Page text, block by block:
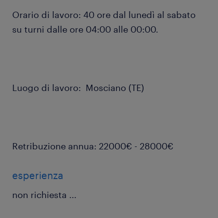
Orario di lavoro: 40 ore dal lunedì al sabato
su turni dalle ore 04:00 alle 00:00.
Luogo di lavoro: Mosciano (TE)
Retribuzione annua: 22000€ - 28000€
esperienza
non richiesta ...